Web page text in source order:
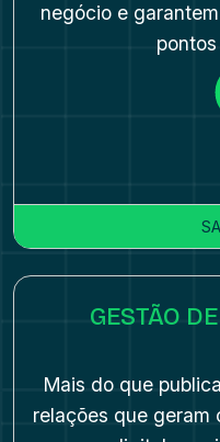
negócio e
GESTÃO
Mais do que
relações que geram